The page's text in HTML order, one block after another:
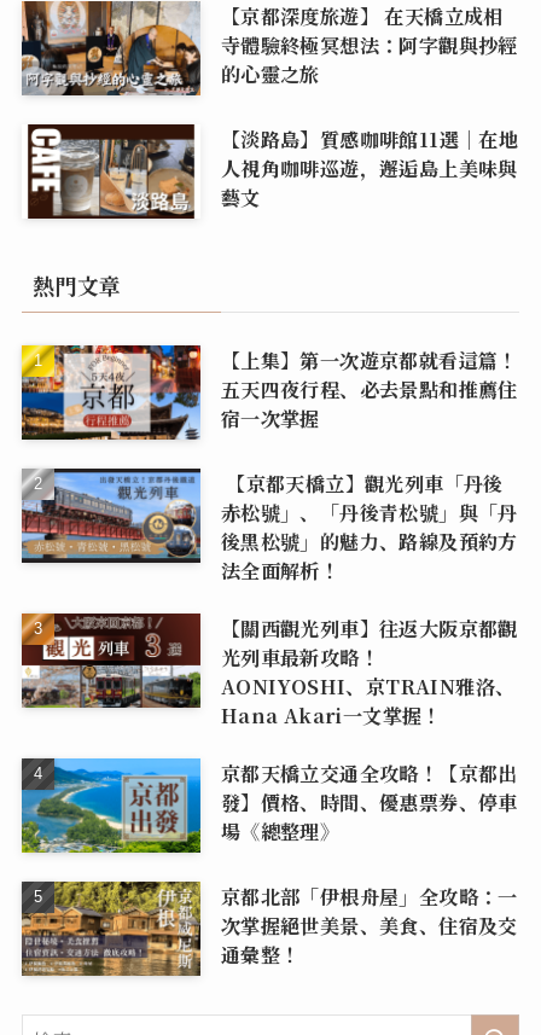
【京都深度旅遊】 在天橋立成相
寺體驗終極冥想法：阿字觀與抄經
的心靈之旅
【淡路島】質感咖啡館11選｜在地
人視角咖啡巡遊，邂逅島上美味與
藝文
熱門文章
【上集】第一次遊京都就看這篇！
五天四夜行程、必去景點和推薦住
宿一次掌握
【京都天橋立】觀光列車「丹後
赤松號」、「丹後青松號」與「丹
後黑松號」的魅力、路線及預約方
法全面解析！
【關西觀光列車】往返大阪京都觀
光列車最新攻略！
AONIYOSHI、京TRAIN雅洛、
Hana Akari一文掌握！
京都天橋立交通全攻略！【京都出
發】價格、時間、優惠票券、停車
場《總整理》
京都北部「伊根舟屋」全攻略：一
次掌握絕世美景、美食、住宿及交
通彙整！